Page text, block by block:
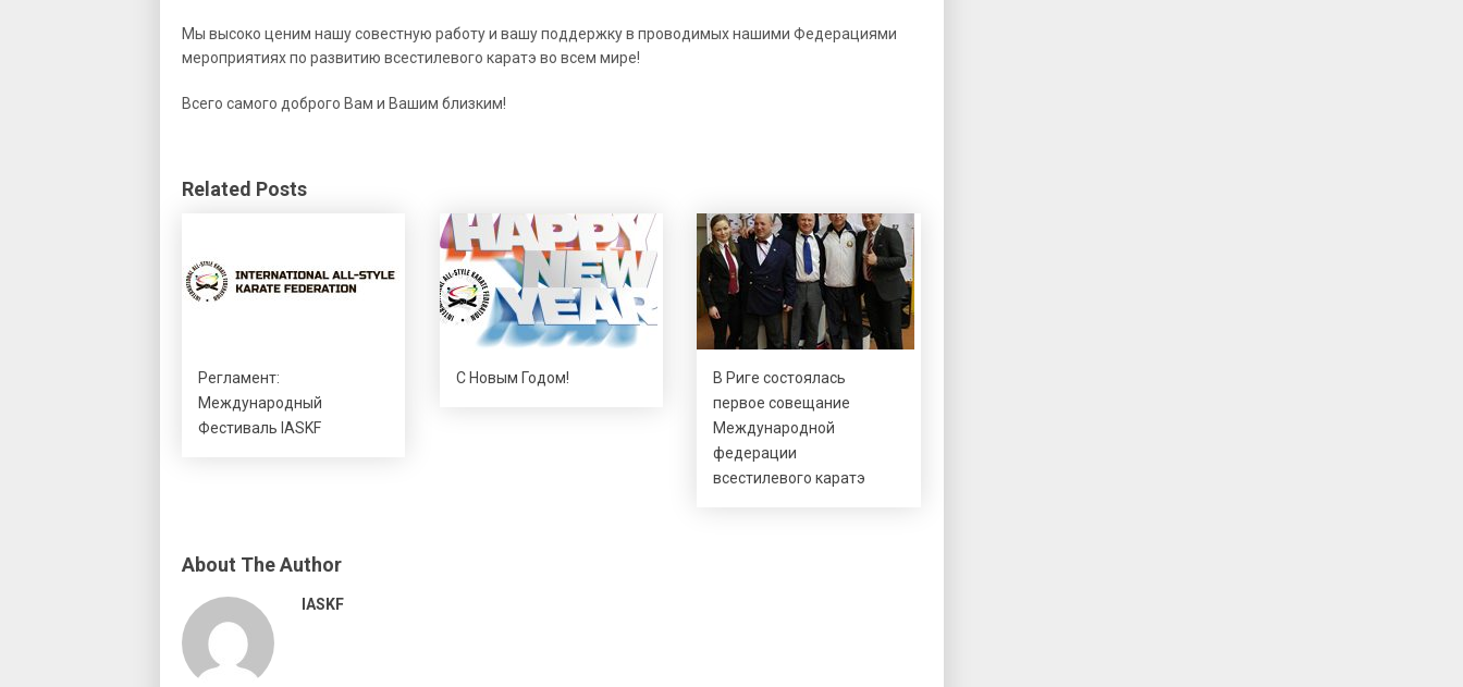
Мы высоко ценим нашу совестную работу и вашу поддержку в проводимых нашими Федерациями
мероприятиях по развитию всестилевого каратэ во всем мире!
Всего самого доброго Вам и Вашим близким!
Related Posts
Регламент:
Международный
Фестиваль IASKF
С Новым Годом!
В Риге состоялась
первое совещание
Международной
федерации
всестилевого каратэ
About The Author
IASKF